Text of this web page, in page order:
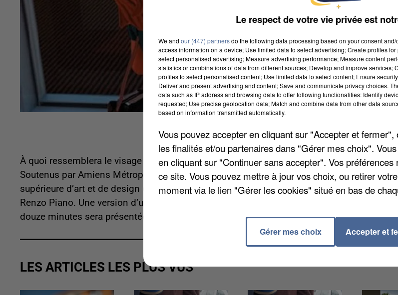
À quoi ressemblera le visage de la citadelle lorsque le site sera ouvert aux étudiants et
Soutenus par Amiens Métropole, les élèves de Waide Somme, département de formation
supérieure d’art et de design (Esad), ont réalisé un film d’animation à partir des plans de
Renzo Piano. Une version d’une minute trente est disponible sur les réseaux sociaux.
douze minutes sera présentée au public à la Maison du projet citadelle.
LES ARTICLES LES PLUS VUS
Le respect de votre vie privée est
We and our (447) partnersdo the following data processing based on your consent
access information on a device; Use limited data to select advertising; Create profiles
select personalised advertising; Measure advertising performance; Measure content
statistics or combinations of data from different sources; Develop and improve services;
profiles to select personalised content; Use limited data to select content; Ensure
Deliver and present advertising and content; Save and communicate privacy choices.
data such as IP address and browsing data to offer following functionalities: Identify
requested; Use precise geolocation data; Match and combine data from other data
based on information transmitted automatically.
Vous pouvez accepter en cliquant sur "Accepter et
les finalités et/ou partenaires dans "Gérer mes choix".
en cliquant sur "Continuer sans accepter". Vos
ce site. Vous pouvez mettre à jour vos choix, ou retirer
moment via le lien "Gérer les cookies" situé en bas de
Gérer mes choix Accepter et